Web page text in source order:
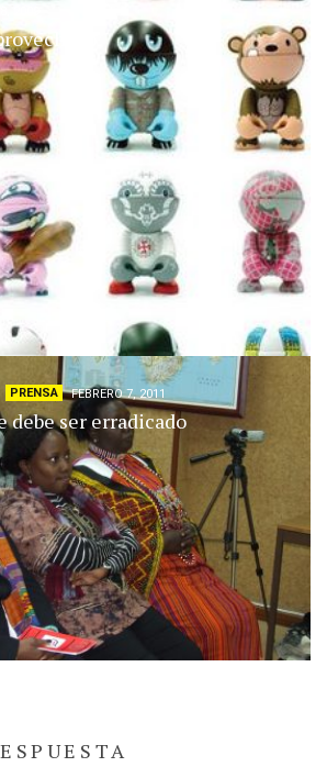
PRENSA FEBRERO 7, 2011
debe ser erradicado